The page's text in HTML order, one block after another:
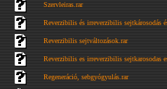
Szervleiras.rar
Reverzibilis és irreverzibilis sejtkárosodás
Reverzibilis sejtváltozások.rar
Reverzibilis es irreverzibilis sejtkarosodas
Regeneráció, sebgyógyulás.rar